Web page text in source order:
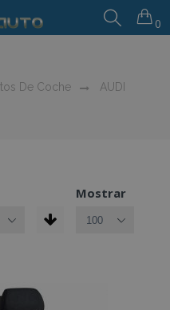
0
De Coche
AUDI
Mostrar